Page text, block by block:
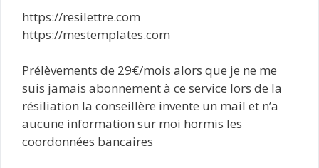
https://resilettre.com
https://mestemplates.com
Prélèvements de 29€/mois alors que je ne me
suis jamais abonnement à ce service lors de la
résiliation la conseillère invente un mail et n’a
aucune information sur moi hormis les
coordonnées bancaires